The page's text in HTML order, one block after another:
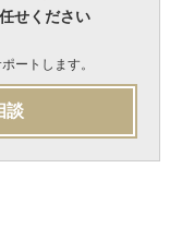
せください
ートします。
談